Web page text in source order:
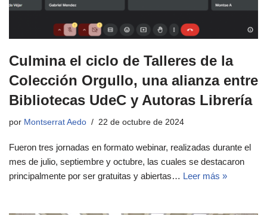
Culmina el ciclo de Talleres de la
Colección Orgullo, una alianza entre
Bibliotecas UdeC y Autoras Librería
por Montserrat Aedo 22 de octubre de 2024
Fueron tres jornadas en formato webinar, realizadas durante el
mes de julio, septiembre y octubre, las cuales se destacaron
principalmente por ser gratuitas y abiertas… Leer más »